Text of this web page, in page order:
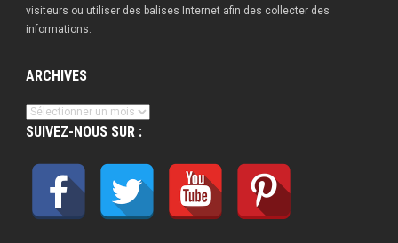
visiteurs ou utiliser des balises Internet afin des collecter des
informations.
ARCHIVES
Archives
SUIVEZ-NOUS SUR :